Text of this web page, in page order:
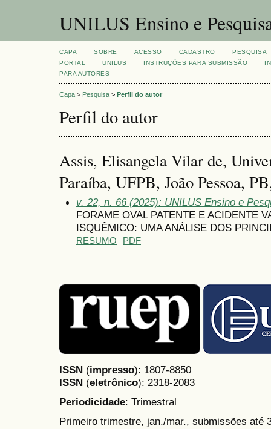
UNILUS Ensino e
CAPA SOBRE ACESSO CADASTRO
PESQUISA
PORTAL
UNILUS INSTRUÇÕES PARA SUBMISSÃO
PARA AUTORES
Capa > Pesquisa > Perfil do autor
Perfil do autor
Assis, Elisangela Vilar de,
Paraíba, UFPB, João Pessoa,
v. 22, n. 66 (2025): UNILUS Ensino e
FORAME OVAL PATENTE E ACIDENTE
ISQUÊMICO: UMA ANÁLISE DOS
RESUMO PDF
ISSN (impresso): 1807-8850
ISSN (eletrônico): 2318-2083
Periodicidade: Trimestral
Primeiro trimestre, jan./mar., submissões até